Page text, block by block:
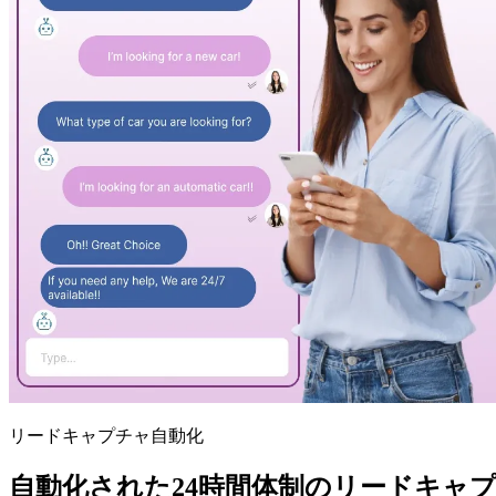
リードキャプチャ自動化
自動化された24時間体制のリードキャ